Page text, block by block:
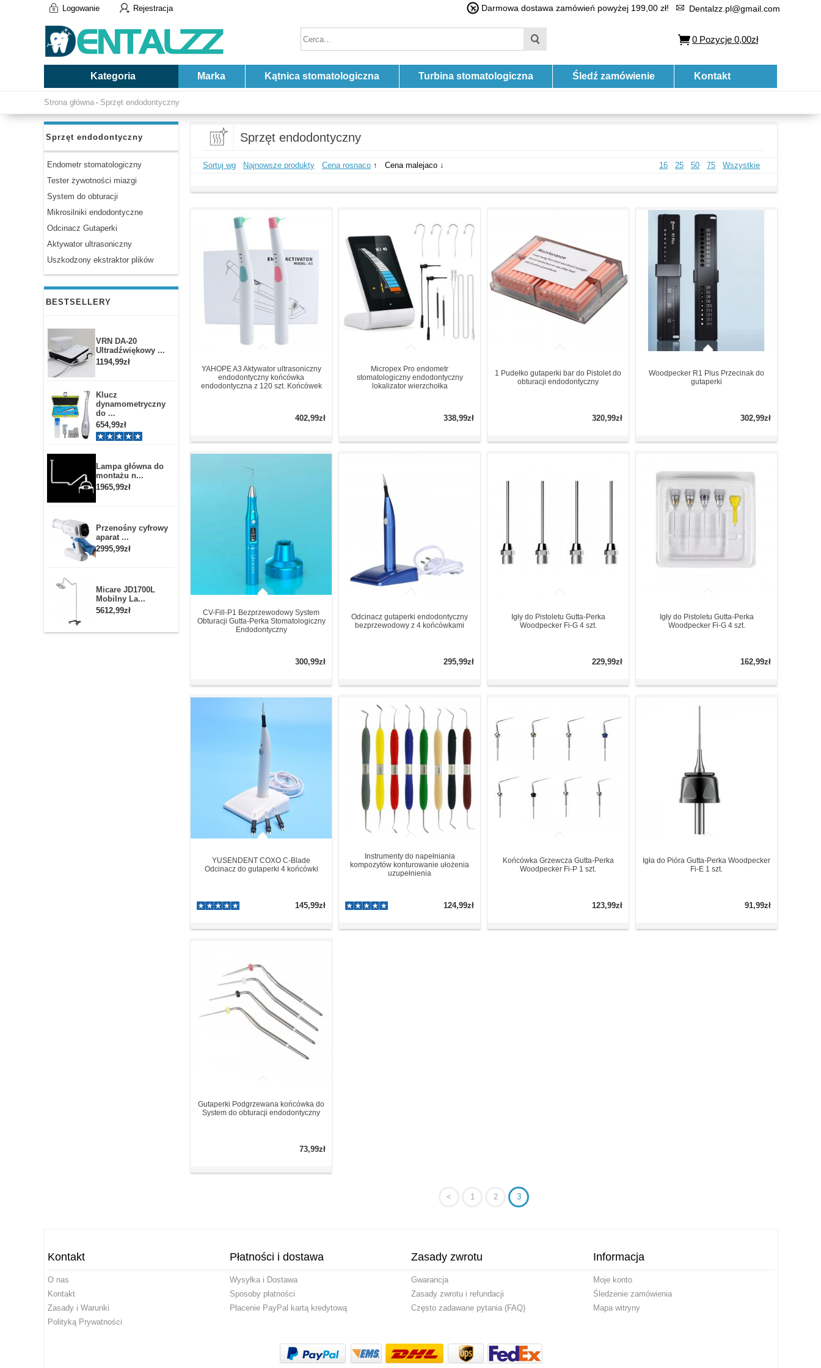
Logowanie Rejestracja Darmowa dostawa zamówień powyżej 199,00 zł! Dentalzz.pl@gmail.com
0 Pozycje 0,00zł
Kategoria Marka Kątnica stomatologiczna Turbina stomatologiczna Śledź zamówienie Kontakt
Strona główna - Sprzęt endodontyczny
Sprzęt endodontyczny
Endometr stomatologiczny
Tester żywotności miazgi
System do obturacji
Mikrosilniki endodontyczne
Odcinacz Gutaperki
Aktywator ultrasoniczny
Uszkodzony ekstraktor plików
BESTSELLERY
VRN DA-20
Ultradźwiękowy ...
1194,99zł
Klucz
dynamometryczny
do ...
654,99zł
Lampa główna do
montażu n...
1965,99zł
Przenośny cyfrowy
aparat ...
2995,99zł
Micare JD1700L
Mobilny La...
5612,99zł
Sprzęt endodontyczny
16 25 50 75 Wszystkie
Sortuj wg Najnowsze produkty Cena rosnaco ↑ Cena malejaco ↓
YAHOPE A3 Aktywator ultrasoniczny
endodontyczny końcówka
endodontyczna z 120 szt. Końcówek
402,99zł
Micropex Pro endometr
stomatologiczny endodontyczny
lokalizator wierzchołka
338,99zł
1 Pudełko gutaperki bar do Pistolet do
obturacji endodontyczny
320,99zł
Woodpecker R1 Plus Przecinak do
gutaperki
302,99zł
CV-Fill-P1 Bezprzewodowy System
Obturacji Gutta-Perka Stomatologiczny
Endodontyczny
300,99zł
Odcinacz gutaperki endodontyczny
bezprzewodowy z 4 końcówkami
295,99zł
Igły do Pistoletu Gutta-Perka
Woodpecker Fi-G 4 szt.
229,99zł
Igły do Pistoletu Gutta-Perka
Woodpecker Fi-G 4 szt.
162,99zł
YUSENDENT COXO C-Blade
Odcinacz do gutaperki 4 końcówki
145,99zł
Instrumenty do napełniania
kompozytów konturowanie ułożenia
uzupełnienia
124,99zł
Końcówka Grzewcza Gutta-Perka
Woodpecker Fi-P 1 szt.
123,99zł
Igła do Pióra Gutta-Perka Woodpecker
Fi-E 1 szt.
91,99zł
Gutaperki Podgrzewana końcówka do
System do obturacji endodontyczny
73,99zł
< 1 2 3
Kontakt
O nas
Kontakt
Zasady i Warunki
Polityką Prywatności
Płatności i dostawa
Wysyłka i Dostawa
Sposoby płatności
Płacenie PayPal kartą kredytową
Zasady zwrotu
Gwarancja
Zasady zwrotu i refundacji
Często zadawane pytania (FAQ)
Informacja
Moje konto
Śledzenie zamówienia
Mapa witryny